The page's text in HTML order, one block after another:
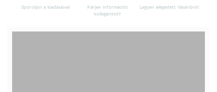
Spóroljon a kiadásaival
Kérjen információt
kollegánktól!
Legyen elégedett Vásárlónk!